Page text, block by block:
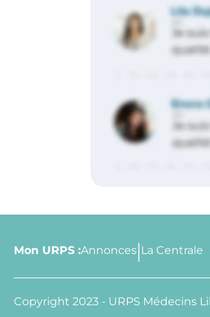
Mon URPS :Annonces La Centrale
Copyright 2023 - URPS Médecins